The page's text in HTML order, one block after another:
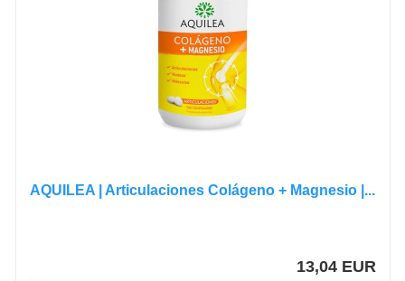
AQUILEA | Articulaciones Colágeno + Magnesio |...
13,04 EUR